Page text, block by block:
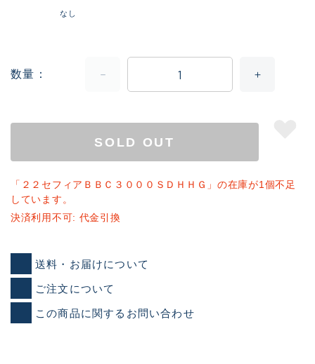
なし
数量
SOLD OUT
「２２セフィアＢＢＣ３０００ＳＤＨＨＧ」の在庫が1個不足
しています。
決済利用不可: 代金引換
送料・お届けについて
ご注文について
この商品に関するお問い合わせ